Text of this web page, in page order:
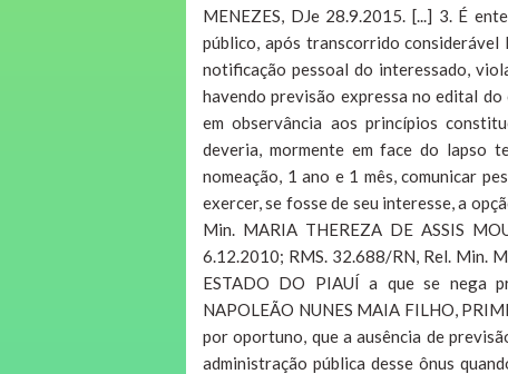
MENEZES, DJe 28.9.2015. [...] 3. É
público, após transcorrido
notificação pessoal do interessado,
havendo previsão expressa no edital
em observância aos princípios
deveria, mormente em face do lapso
nomeação, 1 ano e 1 mês, comunicar
exercer, se fosse de seu interesse, a
Min. MARIA THEREZA DE ASSIS
6.12.2010; RMS. 32.688/RN, Rel. Min.
ESTADO DO PIAUÍ a que se nega
NAPOLEÃO NUNES MAIA FILHO,
por oportuno, que a ausência de
administração pública desse ônus